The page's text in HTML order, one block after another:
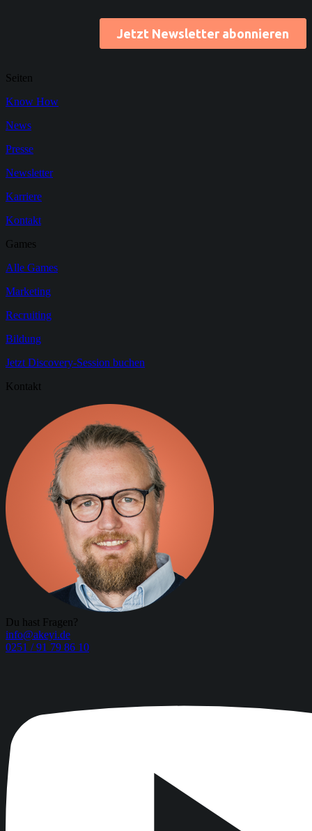
Seiten
Know How
News
Presse
Newsletter
Karriere
Kontakt
Games
Alle Games
Marketing
Recruiting
Bildung
Jetzt Discovery-Session buchen
Kontakt
Du hast Fragen?
info@akeyi.de
0251 / 91 79 86 10